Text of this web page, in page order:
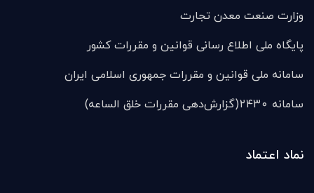
وزارت صنعت معدن تجارت
پایگاه ملی اطلاع رسانی قوانین و مقررات کشور
سامانه ملی قوانين و مقررات جمهوری اسلامی ایران
سامانه ۲۴۳۰(گزارش‌دهی مقررات خلق الساعه)
نماد اعتماد